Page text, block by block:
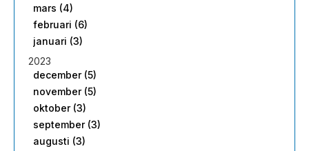
mars (4)
februari (6)
januari (3)
2023
december (5)
november (5)
oktober (3)
september (3)
augusti (3)